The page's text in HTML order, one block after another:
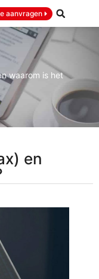
aanvragen
waarom is het
en